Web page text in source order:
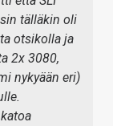
tälläkin oli
otsikolla ja
2x 3080,
nykyään eri)